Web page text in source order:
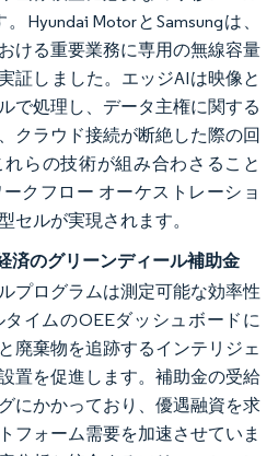
Hyundai MotorとSamsungは、
ける重要業務に専用の無線容量
証しました。エッジAIは映像と
で処理し、データ主権に関する
クラウド接続が断絶した際の回
らの技術が組み合わさること
クフロー オーケストレーショ
セルが実現されます。
済のグリーンディール補助金
プログラムは測定可能な効率性
イムのOEEダッシュボードに
廃棄物を追跡するインテリジェ
置を促進します。補助金の受給
にかかっており、優遇融資を求
フォーム需要を加速させていま